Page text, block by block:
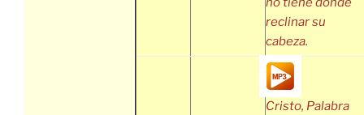
reclinar su
cabeza.
Cristo, Palabra